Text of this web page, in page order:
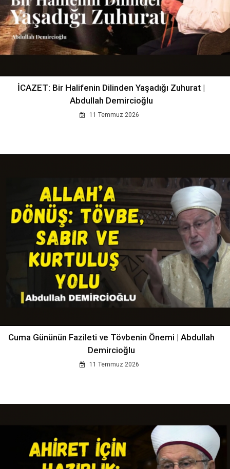
İCAZET: Bir Halifenin Dilinden Yaşadığı Zuhurat |
Abdullah Demircioğlu
11 Temmuz 2026
Cuma Gününün Fazileti ve Tövbenin Önemi | Abdullah
Demircioğlu
11 Temmuz 2026